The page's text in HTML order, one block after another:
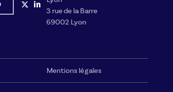
3 rue de la Barre
69002 Lyon
Mentions légales